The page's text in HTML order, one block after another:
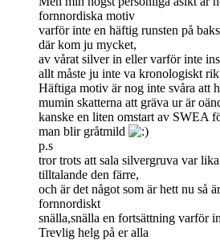
fornnordiska motiv
varför inte en häftig runsten på
där kom ju mycket,
av vårat silver in eller varför inte
allt måste ju inte va kronologiskt
Häftiga motiv är nog inte svåra att
mumin skatterna att gräva ur är
kanske en liten omstart av SWEA
man blir gråtmild
p.s
tror trots att sala silvergruva var
tilltalande den färre,
och är det något som är hett nu så
fornnordiskt
snälla,snälla en fortsättning varför
Trevlig helg på er alla